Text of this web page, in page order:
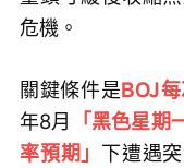
危機。
關鍵條件是BOJ
年8月
「黑色星期
率預期」 下遭遇